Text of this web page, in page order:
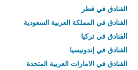
الفنادق في قطر
الفنادق في المملكة العربية السعودية
الفنادق في تركيا
الفنادق في إندونيسيا
الفنادق في الامارات العربية المتحدة